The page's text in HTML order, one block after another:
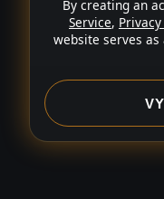
t
e
S
a
t
By creating an
Service,
website serves